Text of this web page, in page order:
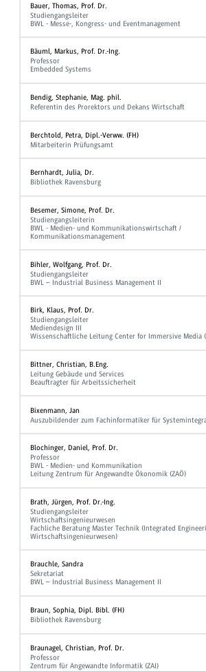
Bauer, Thomas, Prof. Dr.
Studiengangsleiter
BWL - Messe-, Kongress- und Eventmanagement
Bäuml, Markus, Prof. Dr.-Ing.
Professor
Embedded Systems
Bendig, Stephanie, Mag. phil.
Referentin des Prorektors und Dekans Wirtschaft
Berchtold, Petra, Dipl.-Verww. (FH)
Mitarbeiterin Prüfungsamt
Bernhardt, Julia, Dr.
Bibliothek Ravensburg
Besemer, Simone, Prof. Dr.
Studiengangsleiterin
BWL - Medien- und Kommunikationswirtschaft /
Kommunikationsmanagement
Bihler, Wolfgang, Prof. Dr.
Studiengangsleiter
BWL – Industrial Business Management II
Birk, Klaus, Prof. Dr.
Studiengangsleiter
Mediendesign III
Wissenschaftliche Leitung Center for Immersive Media
Bittner, Christian, B.Eng.
Leitung Gebäude und Services
Beauftragter für Arbeitssicherheit
Bixenmann, Jan
Auszubildender zum Fachinformatiker für
Blochinger, Daniel, Prof. Dr.
Professor
BWL - Medien- und Kommunikation
Leitung Zentrum für Angewandte Ökonomik (ZAÖ)
Brath, Jürgen, Prof. Dr.-Ing.
Studiengangsleiter
Wirtschaftsingenieurwesen
Fachliche Beratung Master Technik (Integrated
Wirtschaftsingenieurwesen)
Brauchle, Sandra
Sekretariat
BWL – Industrial Business Management II
Braun, Sophia, Dipl. Bibl. (FH)
Bibliothek Ravensburg
Braunagel, Christian, Prof. Dr.
Professor
Zentrum für Angewandte Informatik (ZAI)